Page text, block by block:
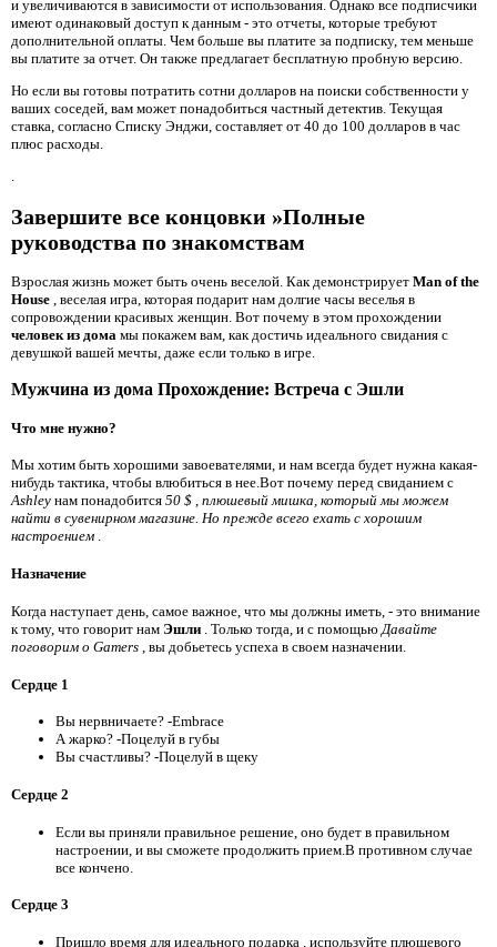
и увеличиваются в зависимости от использования. Однако все подписчики
имеют одинаковый доступ к данным - это отчеты, которые требуют
дополнительной оплаты. Чем больше вы платите за подписку, тем меньше
вы платите за отчет. Он также предлагает бесплатную пробную версию.
Но если вы готовы потратить сотни долларов на поиски собственности у
ваших соседей, вам может понадобиться частный детектив. Текущая
ставка, согласно Списку Энджи, составляет от 40 до 100 долларов в час
плюс расходы.
.
Завершите все концовки »Полные
руководства по знакомствам
Взрослая жизнь может быть очень веселой. Как демонстрирует Man of the
House , веселая игра, которая подарит нам долгие часы веселья в
сопровождении красивых женщин. Вот почему в этом прохождении
человек из дома мы покажем вам, как достичь идеального свидания с
девушкой вашей мечты, даже если только в игре.
Мужчина из дома Прохождение: Встреча с Эшли
Что мне нужно?
Мы хотим быть хорошими завоевателями, и нам всегда будет нужна какая-
нибудь тактика, чтобы влюбиться в нее.Вот почему перед свиданием с
Ashley нам понадобится 50 $ , плюшевый мишка, который мы можем
найти в сувенирном магазине. Но прежде всего ехать с хорошим
настроением .
Назначение
Когда наступает день, самое важное, что мы должны иметь, - это внимание
к тому, что говорит нам Эшли . Только тогда, и с помощью Давайте
поговорим о Gamers , вы добьетесь успеха в своем назначении.
Сердце 1
Вы нервничаете? -Embrace
А жарко? -Поцелуй в губы
Вы счастливы? -Поцелуй в щеку
Сердце 2
Если вы приняли правильное решение, оно будет в правильном
настроении, и вы сможете продолжить прием.В противном случае
все кончено.
Сердце 3
Пришло время для идеального подарка , используйте плюшевого